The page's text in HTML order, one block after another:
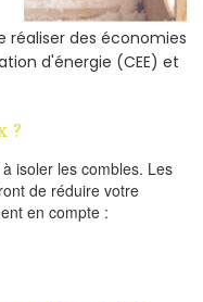
des économies
d'énergie (CEE) et
?
isoler les combles. Les
de réduire votre
en compte :